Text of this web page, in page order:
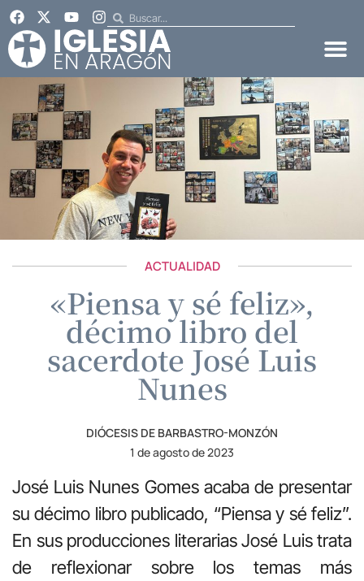
ACTUALIDAD
«Piensa y sé feliz»,
décimo libro del
sacerdote José Luis
Nunes
DIÓCESIS DE BARBASTRO-MONZÓN
1 de agosto de 2023
José Luis Nunes Gomes acaba de presentar
su décimo libro publicado, “Piensa y sé feliz”.
En sus producciones literarias José Luis trata
de reflexionar sobre los temas más